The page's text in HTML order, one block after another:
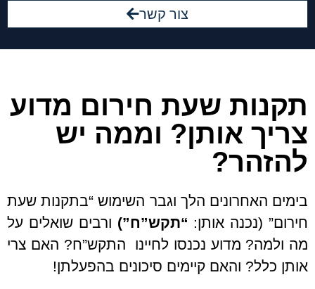
צור קשר
תקנות שעת חירום מדוע
צריך אותן? וממה יש
להזהר?
בימים האחרונים הלך וגבר השימוש “בתקנות שעת
חירום” (נכנה אותן: “תקש”ח”) ורבים שואלים על
מה ולמה? מדוע נכנסו לחיינו התקש”ח? האם צרי
אותן כלל? והאם קיימים סיכונים בהפעלתן!